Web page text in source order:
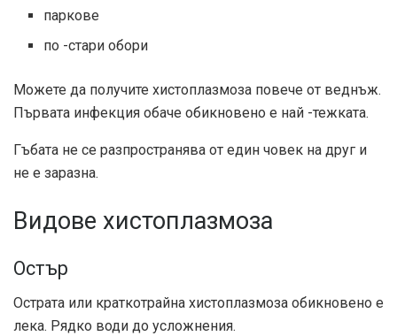
паркове
по -стари обори
Можете да получите хистоплазмоза повече от веднъж.
Първата инфекция обаче обикновено е най -тежката.
Гъбата не се разпространява от един човек на друг и
не е заразна.
Видове хистоплазмоза
Остър
Острата или краткотрайна хистоплазмоза обикновено е
лека. Рядко води до усложнения.